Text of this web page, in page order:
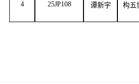
4 25JP108 谭新宇
构五